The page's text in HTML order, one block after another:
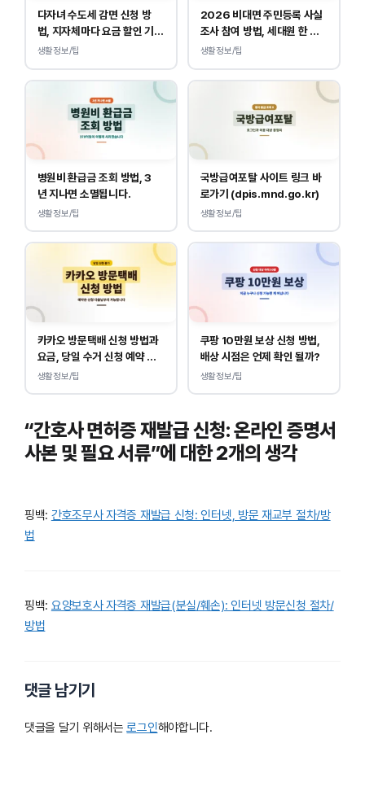
다자녀 수도세 감면 신청 방
법, 지자체마다 요금 할인 기준
이 다릅니다.
생활정보/팁
2026 비대면 주민등록 사실
조사 참여 방법, 세대원 한 명
만 하면 됩니다.
생활정보/팁
병원비 환급금 조회 방법, 3
년 지나면 소멸됩니다.
생활정보/팁
국방급여포탈 사이트 링크 바
로가기 (dpis.mnd.go.kr)
생활정보/팁
카카오 방문택배 신청 방법과
요금, 당일 수거 신청 예약 안
내
생활정보/팁
쿠팡 10만원 보상 신청 방법,
배상 시점은 언제 확인 될까?
생활정보/팁
“간호사 면허증 재발급 신청: 온라인 증명서
사본 및 필요 서류”에 대한 2개의 생각
핑백: 간호조무사 자격증 재발급 신청: 인터넷, 방문 재교부 절차/방
법
핑백: 요양보호사 자격증 재발급(분실/훼손): 인터넷 방문신청 절차/
방법
댓글 남기기
댓글을 달기 위해서는로그인해야합니다.